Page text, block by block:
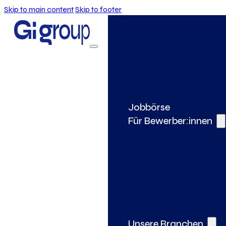
Skip to main contentSkip to footer
Jobbörse
Für Bewerber:innen